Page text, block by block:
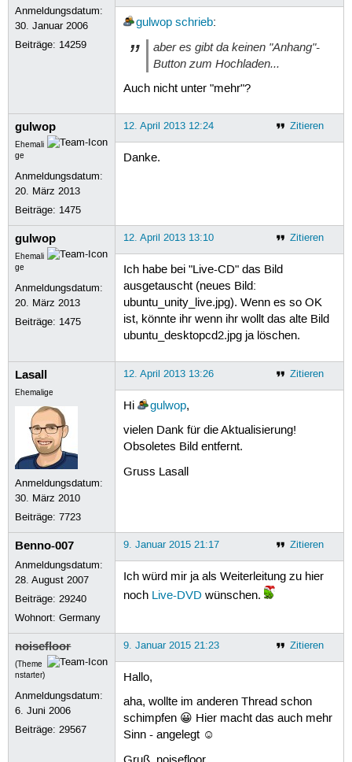
Anmeldungsdatum:
30. Januar 2006
Beiträge: 14259
gulwop schrieb:
aber es gibt da keinen "Anhang"-
Button zum Hochladen...
Auch nicht unter "mehr"?
gulwop
Ehemali
ge
Anmeldungsdatum:
20. März 2013
Beiträge: 1475
Zitieren
12. April 2013 12:24
Danke.
gulwop
Ehemali
ge
Anmeldungsdatum:
20. März 2013
Beiträge: 1475
Zitieren
12. April 2013 13:10
Ich habe bei "Live-CD" das Bild
ausgetauscht (neues Bild:
ubuntu_unity_live.jpg). Wenn es so OK
ist, könnte ihr wenn ihr wollt das alte Bild
ubuntu_desktopcd2.jpg ja löschen.
Lasall
Ehemalige
Anmeldungsdatum:
30. März 2010
Beiträge:7723
Zitieren
12. April 2013 13:26
Hi gulwop,
vielen Dank für die Aktualisierung!
Obsoletes Bild entfernt.
Gruss Lasall
Benno-007
Anmeldungsdatum:
28. August 2007
Beiträge:29240
Wohnort: Germany
Zitieren
9. Januar 2015 21:17
Ich würd mir ja als Weiterleitung zu hier
noch Live-DVD wünschen.
noisefloor
(Theme
nstarter)
Anmeldungsdatum:
6. Juni 2006
Beiträge:29567
Zitieren
9. Januar 2015 21:23
Hallo,
aha, wollte im anderen Thread schon
schimpfen 😀 Hier macht das auch mehr
Sinn - angelegt ☺